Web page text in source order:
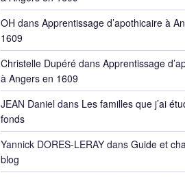
OH dans Apprentissage d’apothicaire à
1609
Christelle Dupéré dans Apprentissage
à Angers en 1609
JEAN Daniel dans Les familles que j’ai
fonds
Yannick DORES-LERAY dans Guide et
blog